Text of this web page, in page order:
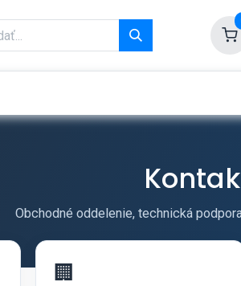
Obchodné oddelenie, technická
🏢